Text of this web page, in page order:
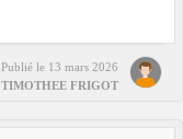
Publié le 13 mars 2026
TIMOTHEE FRIGOT